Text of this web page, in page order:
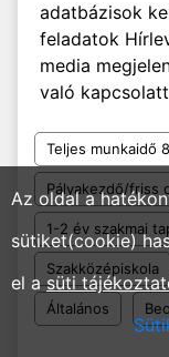
adatbázisok
feladatok
media
való
Teljes munkaidő
Pályakezdő/friss
1-2 év szakmai
Szakközépiskola
Általános
Az oldal a
sütiket(cookie)
el asüti